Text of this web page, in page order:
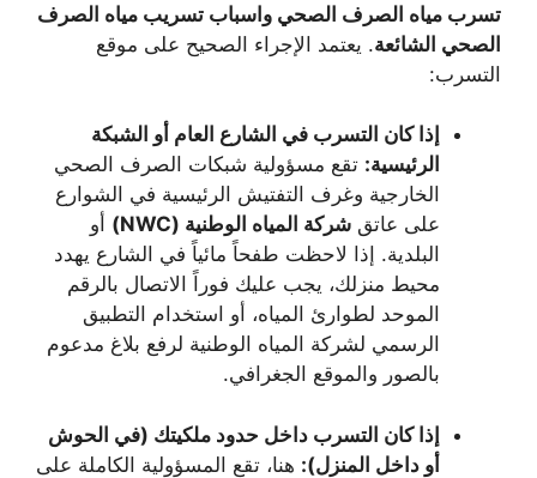
تسرب مياه الصرف الصحي واسباب تسريب مياه الصرف
الصحي الشائعة. يعتمد الإجراء الصحيح على موقع
التسرب:
إذا كان التسرب في الشارع العام أو الشبكة
الرئيسية: تقع مسؤولية شبكات الصرف الصحي
الخارجية وغرف التفتيش الرئيسية في الشوارع
على عاتق شركة المياه الوطنية (NWC)
أو
البلدية. إذا لاحظت طفحاً مائياً في الشارع يهدد
محيط منزلك، يجب عليك فوراً الاتصال بالرقم
الموحد لطوارئ المياه، أو استخدام التطبيق
الرسمي لشركة المياه الوطنية لرفع بلاغ مدعوم
بالصور والموقع الجغرافي.
إذا كان التسرب داخل حدود ملكيتك (في الحوش
أو داخل المنزل): هنا، تقع المسؤولية الكاملة على